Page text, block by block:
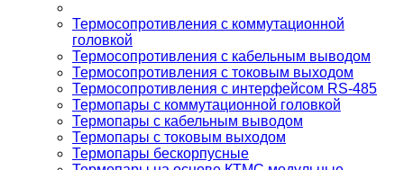
Термосопротивления с коммутационной
головкой
Термосопротивления с кабельным выводом
Термосопротивления с токовым выходом
Термосопротивления с интерфейсом RS-485
Термопары с коммутационной головкой
Термопары с кабельным выводом
Термопары с токовым выходом
Термопары бескорпусные